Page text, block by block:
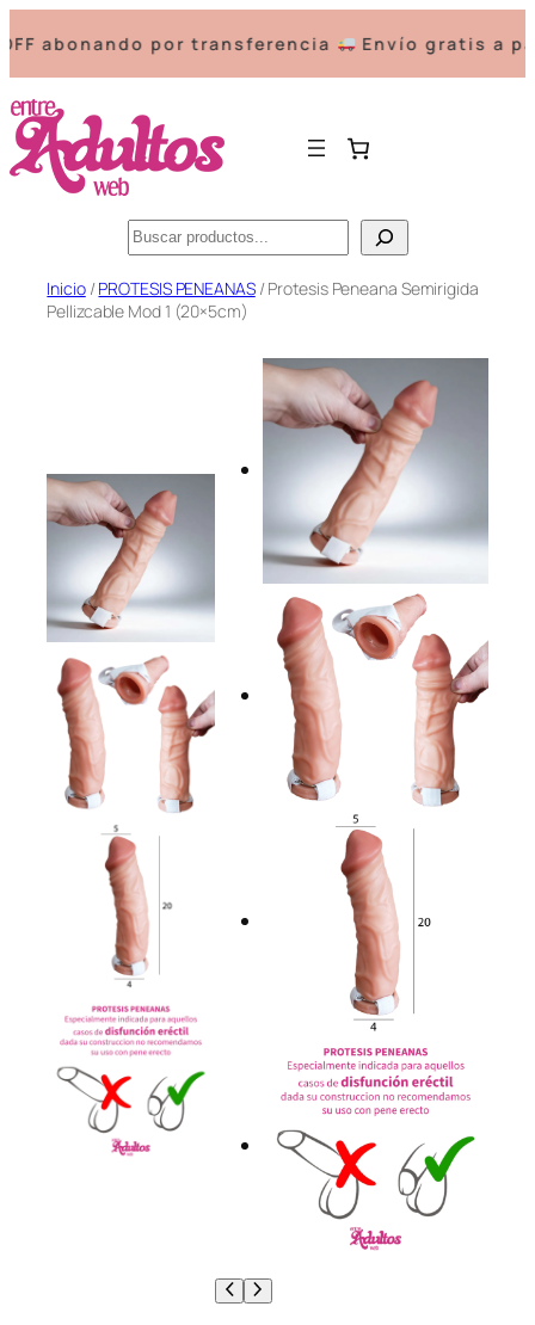
abonando por transferencia Envío gratis a partir
Buscar
SaltarInicio/PROTESIS PENEANAS/ Protesis Peneana Semirigida
Pellizcable Mod 1 (20×5cm)